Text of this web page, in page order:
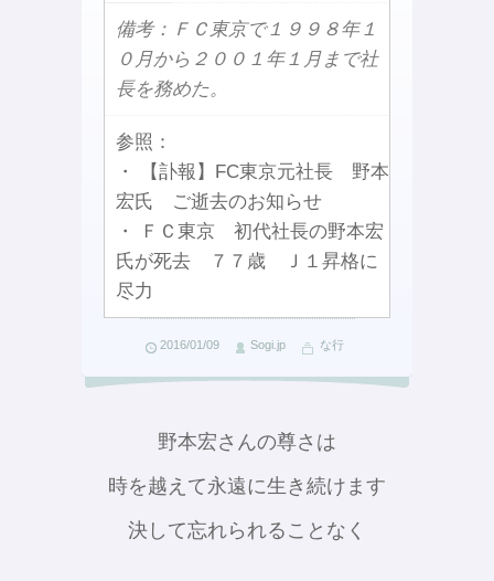
備考：ＦＣ東京で１９９８年１
０月から２００１年１月まで社
長を務めた。
参照：
・ 【訃報】FC東京元社長 野本
宏氏 ご逝去のお知らせ
・ ＦＣ東京 初代社長の野本宏
氏が死去 ７７歳 Ｊ１昇格に
尽力
2016/01/09 Sogi.jp な行
野本宏さんの尊さは
時を越えて永遠に生き続けます
決して忘れられることなく